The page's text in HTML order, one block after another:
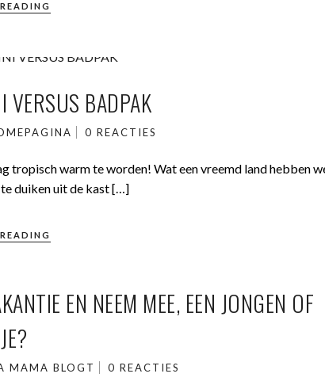
VERSUS BADPAK
0 REACTIES
tropisch warm te worden! Wat een vreemd land hebben
duiken uit de kast […]
EN NEEM MEE, EEN JONGEN OF
MAMA BLOGT 0 REACTIES